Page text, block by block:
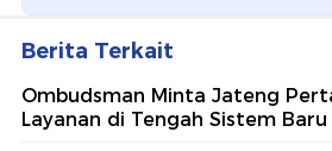
Berita Terkait
Ombudsman Minta Jateng
Layanan di Tengah Sistem Baru